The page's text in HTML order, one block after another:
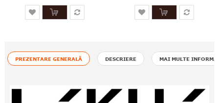
PREZENTARE GENERALĂ DESCRIERE MAI MULTE